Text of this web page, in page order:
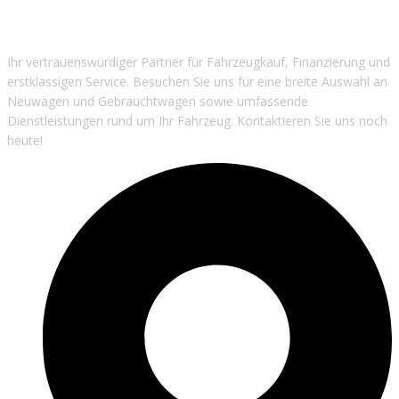
Ihr vertrauenswürdiger Partner für Fahrzeugkauf, Finanzierung und
erstklassigen Service. Besuchen Sie uns für eine breite Auswahl an
Neuwagen und Gebrauchtwagen sowie umfassende
Dienstleistungen rund um Ihr Fahrzeug. Kontaktieren Sie uns noch
heute!